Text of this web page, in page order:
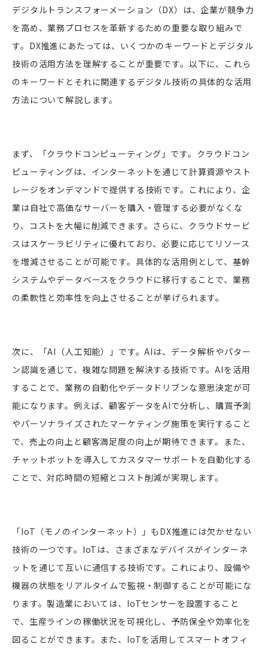
デジタルトランスフォーメーション（DX）は、企業が競争力
を高め、業務プロセスを革新するための重要な取り組みで
す。DX推進にあたっては、いくつかのキーワードとデジタル
技術の活用方法を理解することが重要です。以下に、これら
のキーワードとそれに関連するデジタル技術の具体的な活用
方法について解説します。
まず、「クラウドコンピューティング」です。クラウドコン
ピューティングは、インターネットを通じて計算資源やスト
レージをオンデマンドで提供する技術です。これにより、企
業は自社で高価なサーバーを購入・管理する必要がなくな
り、コストを大幅に削減できます。さらに、クラウドサービ
スはスケーラビリティに優れており、必要に応じてリソース
を増減させることが可能です。具体的な活用例として、基幹
システムやデータベースをクラウドに移行することで、業務
の柔軟性と効率性を向上させることが挙げられます。
次に、「AI（人工知能）」です。AIは、データ解析やパター
ン認識を通じて、複雑な問題を解決する技術です。AIを活用
することで、業務の自動化やデータドリブンな意思決定が可
能になります。例えば、顧客データをAIで分析し、購買予測
やパーソナライズされたマーケティング施策を実行すること
で、売上の向上と顧客満足度の向上が期待できます。また、
チャットボットを導入してカスタマーサポートを自動化する
ことで、対応時間の短縮とコスト削減が実現します。
「IoT（モノのインターネット）」もDX推進には欠かせない
技術の一つです。IoTは、さまざまなデバイスがインターネ
ットを通じて互いに通信する技術です。これにより、設備や
機器の状態をリアルタイムで監視・制御することが可能にな
ります。製造業においては、IoTセンサーを設置すること
で、生産ラインの稼働状況を可視化し、予防保全や効率化を
図ることができます。また、IoTを活用してスマートオフィ